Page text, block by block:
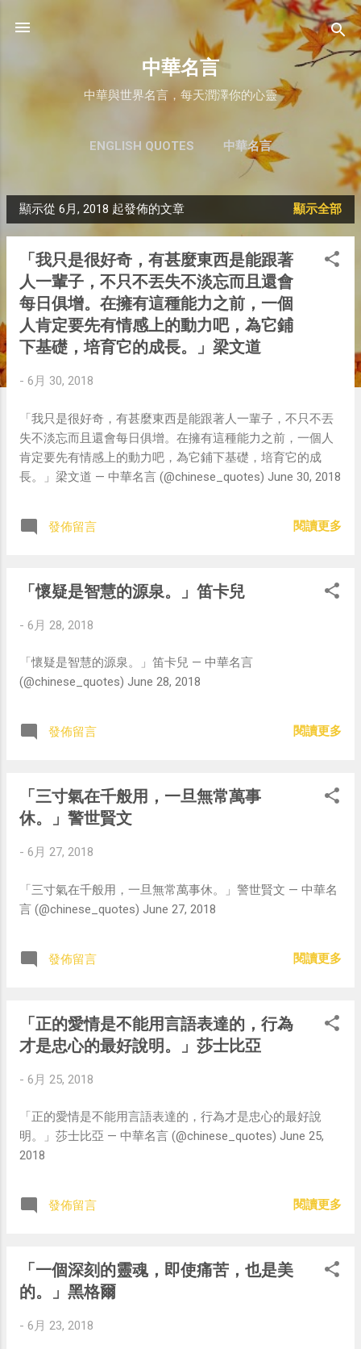
中華名言
中華與世界名言，每天潤澤你的心靈
ENGLISH QUOTES 中華名言
文
顯示從 6月, 2018 起發佈的文章 顯示全部
「我只是很好奇，有甚麼東西是能跟著
人一輩子，不只不丟失不淡忘而且還會
每日俱增。在擁有這種能力之前，一個
人肯定要先有情感上的動力吧，為它鋪
下基礎，培育它的成長。」梁文道
- 6月 30, 2018
「我只是很好奇，有甚麼東西是能跟著人一輩子，不只不丟
失不淡忘而且還會每日俱增。在擁有這種能力之前，一個人
肯定要先有情感上的動力吧，為它鋪下基礎，培育它的成
長。」梁文道 — 中華名言 (@chinese_quotes) June 30, 2018
發佈留言 閱讀更多
「懷疑是智慧的源泉。」笛卡兒
- 6月 28, 2018
「懷疑是智慧的源泉。」笛卡兒 — 中華名言
(@chinese_quotes) June 28, 2018
發佈留言 閱讀更多
「三寸氣在千般用，一旦無常萬事
休。」警世賢文
- 6月 27, 2018
「三寸氣在千般用，一旦無常萬事休。」警世賢文 — 中華名
言 (@chinese_quotes) June 27, 2018
發佈留言 閱讀更多
「正的愛情是不能用言語表達的，行為
才是忠心的最好說明。」莎士比亞
- 6月 25, 2018
「正的愛情是不能用言語表達的，行為才是忠心的最好說
明。」莎士比亞 — 中華名言 (@chinese_quotes) June 25,
2018
發佈留言 閱讀更多
「一個深刻的靈魂，即使痛苦，也是美
的。」黑格爾
- 6月 23, 2018